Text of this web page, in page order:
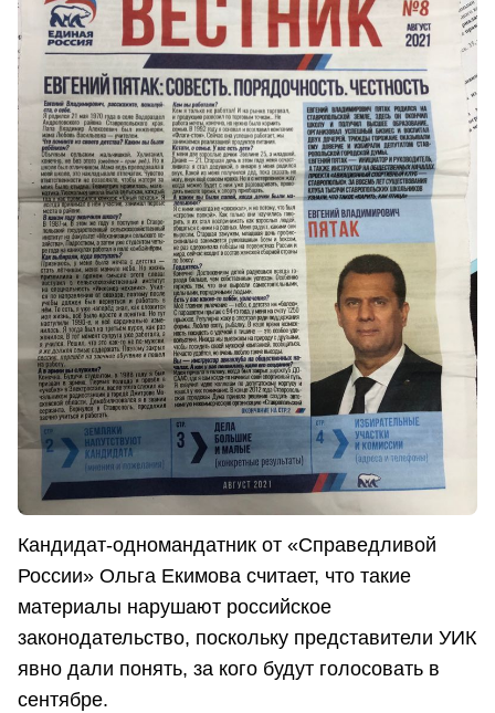
Кандидат-одномандатник от «Справедливой
России» Ольга Екимова считает, что такие
материалы нарушают российское
законодательство, поскольку представители УИК
явно дали понять, за кого будут голосовать в
сентябре.